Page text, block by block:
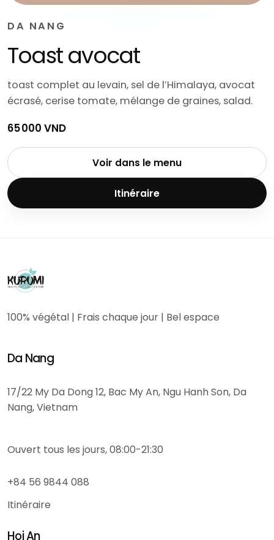
DA NANG
Toast avocat
toast complet au levain, sel de l’Himalaya, avocat
écrasé, cerise tomate, mélange de graines, salad.
65 000 VND
Voir dans le menu
Itinéraire
100% végétal | Frais chaque jour | Bel espace
Da Nang
17/22 My Da Dong 12, Bac My An, Ngu Hanh Son, Da
Nang, Vietnam
Ouvert tous les jours, 08:00-21:30
+84 56 9844 088
Itinéraire
Hoi An